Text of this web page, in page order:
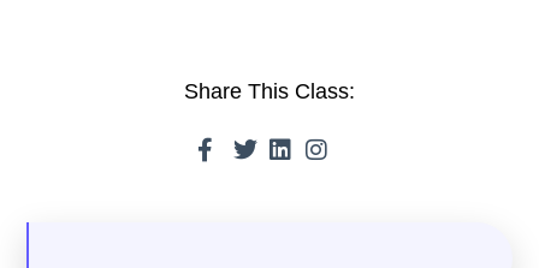
Share This Class: